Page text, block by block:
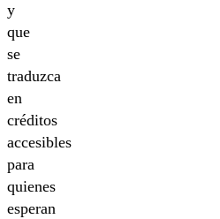
y
que
se
traduzca
en
créditos
accesibles
para
quienes
esperan